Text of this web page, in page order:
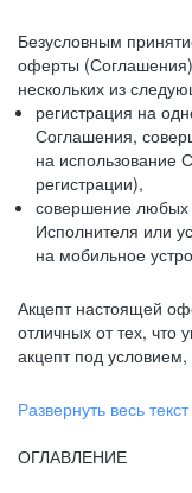
Безусловным
оферты (Соглашения)
нескольких из
регистрация на
Соглашения,
на использование
регистрации),
совершение любых
Исполнителя или
на мобильное
Акцепт настоящей
отличных от тех, что
акцепт под условием,
Развернуть весь
ОГЛАВЛЕНИЕ